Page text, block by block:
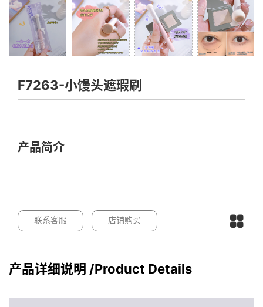
F7263-小馒头遮瑕刷
产品简介
联系客服 店铺购买
产品详细说明 /Product Details